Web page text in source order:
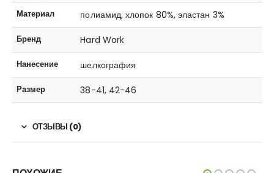
Материал полиамид, хлопок 80%, эластан 3%
Бренд Hard Work
Нанесение шелкография
Размер 38-41, 42-46
ОТЗЫВЫ (0)